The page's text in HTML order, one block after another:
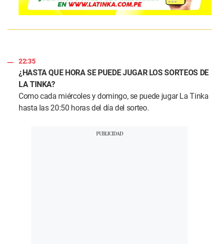
22:35
¿HASTA QUE HORA SE PUEDE JUGAR LOS SORTEOS DE
LA TINKA?
Como cada miércoles y domingo, se puede jugar La Tinka
hasta las 20:50 horas del día del sorteo.